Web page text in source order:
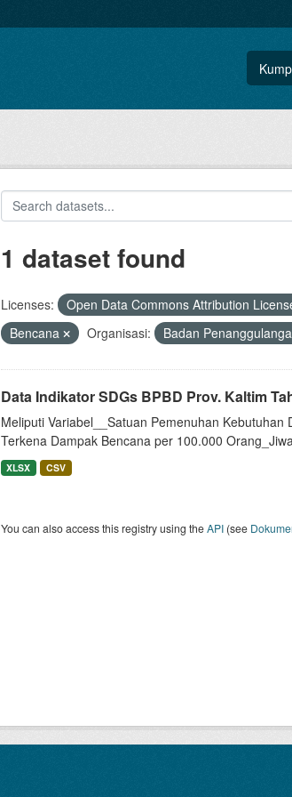
1 dataset found
Licenses: Open Data Commons Attribution
Bencana
Organisasi: Badan
Data Indikator SDGs BPBD Prov. Kaltim
Meliputi Variabel__Satuan Pemenuhan
Terkena Dampak Bencana per 100.000
XLSX CSV
You can also access this registry using theAPI(see